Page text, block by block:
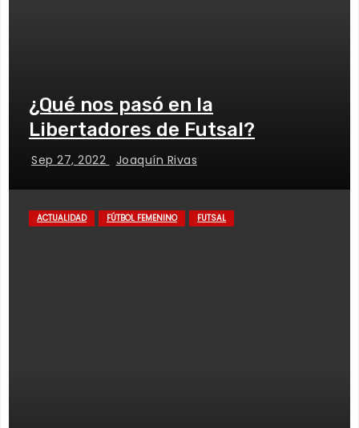
¿Qué nos pasó en la
Libertadores de Futsal?
Sep 27, 2022 Joaquín Rivas
ACTUALIDAD FÚTBOL FEMENINO FUTSAL